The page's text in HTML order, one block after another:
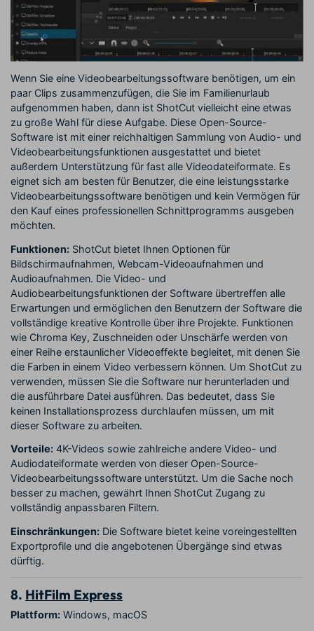
Wenn Sie eine Videobearbeitungssoftware benötigen, um ein
paar Clips zusammenzufügen, die Sie im Familienurlaub
aufgenommen haben, dann ist ShotCut vielleicht eine etwas
zu große Wahl für diese Aufgabe. Diese Open-Source-
Software ist mit einer reichhaltigen Sammlung von Audio- und
Videobearbeitungsfunktionen ausgestattet und bietet
außerdem Unterstützung für fast alle Videodateiformate. Es
eignet sich am besten für Benutzer, die eine leistungsstarke
Videobearbeitungssoftware benötigen und kein Vermögen für
den Kauf eines professionellen Schnittprogramms ausgeben
möchten.
Funktionen: ShotCut bietet Ihnen Optionen für
Bildschirmaufnahmen, Webcam-Videoaufnahmen und
Audioaufnahmen. Die Video- und
Audiobearbeitungsfunktionen der Software übertreffen alle
Erwartungen und ermöglichen den Benutzern der Software die
vollständige kreative Kontrolle über ihre Projekte. Funktionen
wie Chroma Key, Zuschneiden oder Unschärfe werden von
einer Reihe erstaunlicher Videoeffekte begleitet, mit denen Sie
die Farben in einem Video verbessern können. Um ShotCut zu
verwenden, müssen Sie die Software nur herunterladen und
die ausführbare Datei ausführen. Das bedeutet, dass Sie
keinen Installationsprozess durchlaufen müssen, um mit
dieser Software zu arbeiten.
Vorteile: 4K-Videos sowie zahlreiche andere Video- und
Audiodateiformate werden von dieser Open-Source-
Videobearbeitungssoftware unterstützt. Um die Sache noch
besser zu machen, gewährt Ihnen ShotCut Zugang zu
vollständig anpassbaren Filtern.
Einschränkungen: Die Software bietet keine voreingestellten
Exportprofile und die angebotenen Übergänge sind etwas
dürftig.
8. HitFilm Express
Plattform: Windows, macOS